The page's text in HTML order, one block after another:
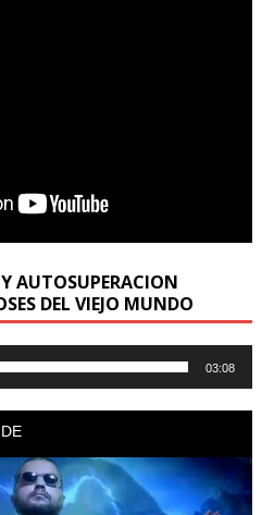
AUTOSUPERACION
DEL VIEJO MUNDO
03:08